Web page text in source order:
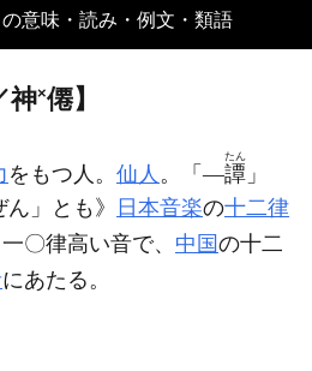
の意味・読み・例文・類語
神×僊】
をもつ人。 仙人 。「―譚
たん
」
」とも》 日本音楽の十二律
〇律高い音で、 中国の十二
にあたる。